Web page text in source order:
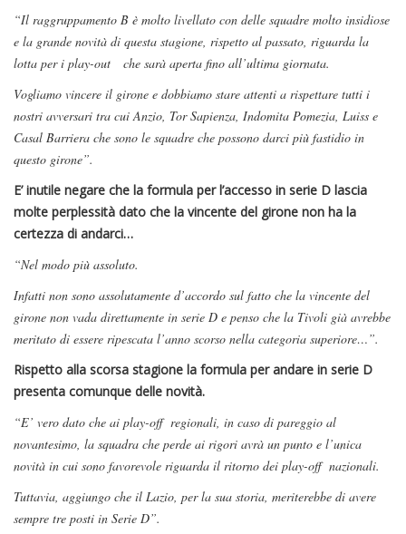
“Il raggruppamento B è molto livellato con delle squadre molto insidiose
e la grande novità di questa stagione, rispetto al passato, riguarda la
lotta per i play-out che sarà aperta fino all’ultima giornata.
Vogliamo vincere il girone e dobbiamo stare attenti a rispettare tutti i
nostri avversari tra cui Anzio, Tor Sapienza, Indomita Pomezia, Luiss e
Casal Barriera che sono le squadre che possono darci più fastidio in
questo girone”.
E’ inutile negare che la formula per l’accesso in serie D lascia
molte perplessità dato che la vincente del girone non ha la
certezza di andarci…
“Nel modo più assoluto.
Infatti non sono assolutamente d’accordo sul fatto che la vincente del
girone non vada direttamente in serie D e penso che la Tivoli già avrebbe
meritato di essere ripescata l’anno scorso nella categoria superiore…”.
Rispetto alla scorsa stagione la formula per andare in serie D
presenta comunque delle novità.
“E’ vero dato che ai play-off regionali, in caso di pareggio al
novantesimo, la squadra che perde ai rigori avrà un punto e l’unica
novità in cui sono favorevole riguarda il ritorno dei play-off nazionali.
Tuttavia, aggiungo che il Lazio, per la sua storia, meriterebbe di avere
sempre tre posti in Serie D”.